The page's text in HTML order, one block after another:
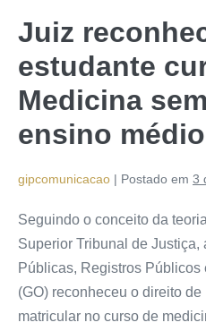
Juiz
estudante
Medicina
ensino médio
gipcomunicacao | Postado em 3
Seguindo o conceito da
Superior Tribunal de Justiça,
Públicas, Registros
(GO) reconheceu o direito
matricular no curso de